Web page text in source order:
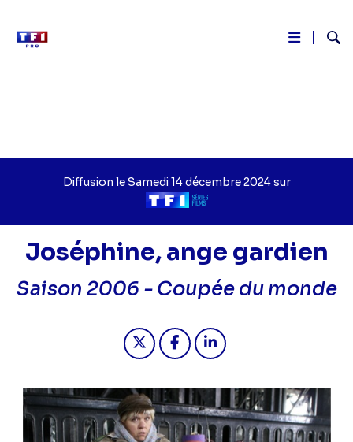
Diffusion leJour
Samedi 14 décembre 2024sur
Chaîne
Joséphine, ange gardien
Saison 2006 -Coupée du monde
Partager "2024-12-14 22:45 -
Partager "2024-12-14 22:45